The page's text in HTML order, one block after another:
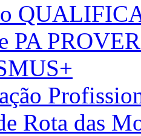
PA
Rota das